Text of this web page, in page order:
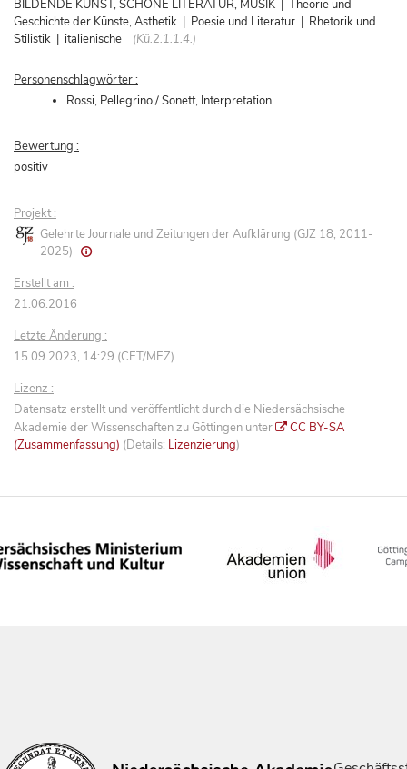
BILDENDE KUNST, SCHÖNE LITERATUR, MUSIK | Theorie und
Geschichte der Künste, Ästhetik | Poesie und Literatur | Rhetorik und
Stilistik | italienische
(Kü.2.1.1.4.)
Personenschlagwörter :
Rossi, Pellegrino / Sonett, Interpretation
Bewertung :
positiv
Projekt :
Gelehrte Journale und Zeitungen der Aufklärung (GJZ 18, 2011-
2025)
Erstellt am :
21.06.2016
Letzte Änderung :
15.09.2023, 14:29 (CET/MEZ)
Lizenz :
Datensatz erstellt und veröffentlicht durch die Niedersächsische
Akademie der Wissenschaften zu Göttingen unter
CC BY-SA
(Zusammenfassung) (Details: Lizenzierung)